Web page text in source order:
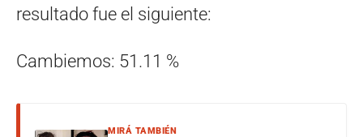
resultado fue el siguiente:
Cambiemos: 51.11 %
MIRÁ TAMBIÉN